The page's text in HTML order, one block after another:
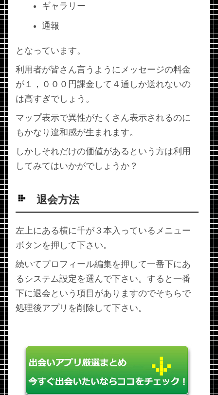
ギャラリー
通報
となっています。
利用者が皆さん言うようにメッセージの料金
が１，０００円課金して４通しか送れないの
は高すぎでしょう。
マップ表示で異性がたくさん表示されるのに
もかなり違和感が生まれます。
しかしそれだけの価値があるという方は利用
してみてはいかがでしょうか？
退会方法
左上にある横に千が３本入っているメニュー
ボタンを押して下さい。
続いてプロフィール編集を押して一番下にあ
るシステム設定を選んで下さい。すると一番
下に退会という項目がありますのでそちらで
処理後アプリを削除して下さい。